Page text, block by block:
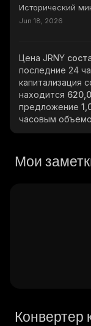
Исторический
Jun 18, 2026
Цена JRNY
последние 24
капитализация
находится
предложение
часовым
Мои
Конвертер